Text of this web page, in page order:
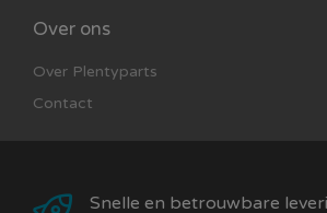
Complete C3 (S8000 – S8999)
Complete C2 (S5000 – S5999)
S600 – S658
Over ons
Over Plentyparts
Contact
Snelle en betrouwbare